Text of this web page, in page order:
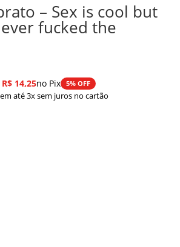
– Sex is cool but
fucked the
R$14,25no Pix 5% OFF
até 3x sem juros no cartão